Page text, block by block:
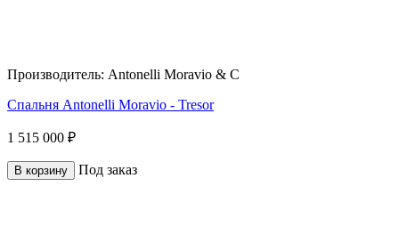
Производитель: Antonelli Moravio & C
Спальня Antonelli Moravio - Tresor
1 515 000 ₽
В корзину Под заказ